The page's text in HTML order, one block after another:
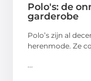
Polo's: de
garderobe
Polo’s zijn al
herenmode. Ze
...